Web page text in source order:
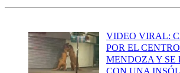
VIDEO VIRAL:
POR EL
MENDOZA Y SE
CON UNA